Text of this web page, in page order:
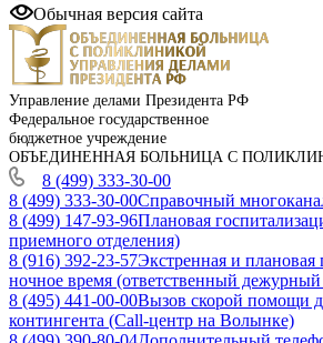
Обычная версия сайта
Управление делами Президента РФ
Федеральное государственное
бюджетное учреждение
ОБЪЕДИНЕННАЯ БОЛЬНИЦА С
8 (499) 333-30-00
8 (499) 333-30-00Справочный
8 (499) 147-93-96Плановая
приемного отделения)
8 (916) 392-23-57Экстренная и плановая
ночное время (ответственный дежурный
8 (495) 441-00-00Вызов скорой помощи
контингента (Call-центр на Волынке)